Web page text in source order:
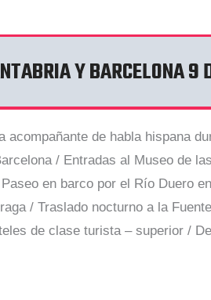
Y BARCELONA 9
de habla hispana
/ Entradas al Museo de
en barco por el Río Duero
/ Traslado nocturno a la
de clase turista – superior /